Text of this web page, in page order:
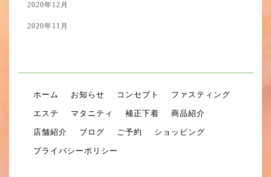
2020年12月
2020年11月
ホーム お知らせ コンセプト ファスティング
エステ マタニティ 補正下着 商品紹介
店舗紹介 ブログ ご予約 ショッピング
プライバシーポリシー